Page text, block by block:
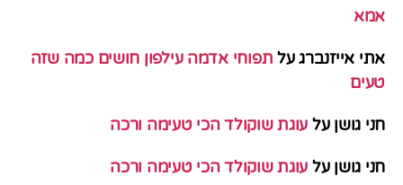
אמא
אתי אייזנברגעל תפוחי אדמה עילפון חושים כמה שזה
טעים
חני גושן על עוגת שוקולד הכי טעימה ורכה
חני גושן על עוגת שוקולד הכי טעימה ורכה